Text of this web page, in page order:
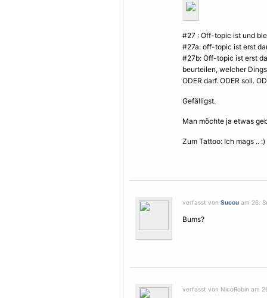
#27 : Off-topic ist und
#27a: off-topic ist erst
#27b: Off-topic ist erst
beurteilen, welcher
ODER darf. ODER soll.
Gefälligst.
Man möchte ja etwas
Zum Tattoo: Ich mags .. :)
verfasst von Succu am 26.
Bums?
verfasst von NicoRobin am